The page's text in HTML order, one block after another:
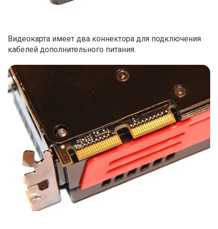
Видеокарта имеет два коннектора для подключения
кабелей дополнительного питания.